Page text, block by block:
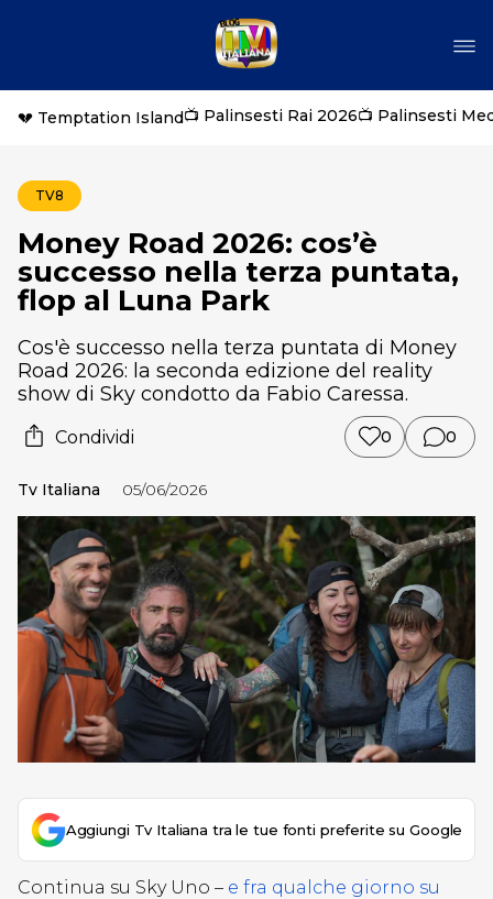
💔 Temptation Island📺 Palinsesti Rai 2026📺 Palinsesti
TV8
Money Road 2026: cos’è
successo nella terza puntata,
flop al Luna Park
Cos'è successo nella terza puntata di Money
Road 2026: la seconda edizione del reality
show di Sky condotto da Fabio Caressa.
Condividi 0 0
Tv Italiana 05/06/2026
Aggiungi Tv Italiana tra le tue fonti preferite su Google
Continua su Sky Uno – e fra qualche giorno su